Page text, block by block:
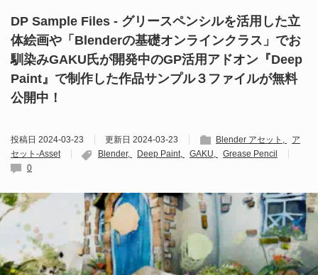
DP Sample Files - グリースペンシルを活用した立
体絵画や「Blenderの基礎オンラインクラス」でお
馴染みGAKU氏が開発中のGP活用アドオン『Deep
Paint』で制作した作品サンプル３ファイルが無料
公開中！
投稿日 2024-03-23 更新日 2024-03-23 Blender アセット
ア
セット-Asset
Blender Deep Paint GAKU
Grease Pencil
0